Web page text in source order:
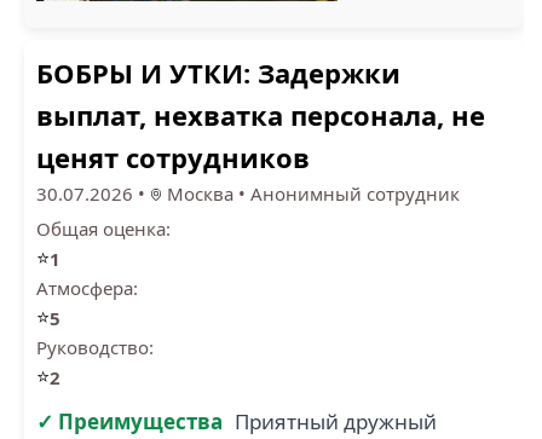
1.7
МЕТРОПОЛИТЕН (9) СЛАВИЦА (9)
БОБРЫ И УТКИ: Задержки
выплат, нехватка персонала, не
ценят сотрудников
30.07.2026 • Москва • Анонимный сотрудник
Общая оценка:
⭐1
Атмосфера:
⭐5
Руководство:
⭐2
✓ Преимущества Приятный дружный